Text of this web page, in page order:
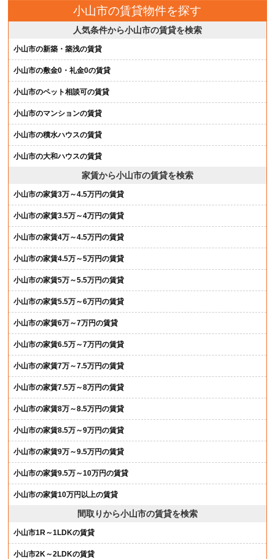
小山市の賃貸物件を探す
人気条件から小山市の賃貸を検索
小山市の新築・築浅の賃貸
小山市の敷金0・礼金0の賃貸
小山市のペット相談可の賃貸
小山市のマンションの賃貸
小山市の積水ハウスの賃貸
小山市の大和ハウスの賃貸
家賃から小山市の賃貸を検索
小山市の家賃3万～4.5万円の賃貸
小山市の家賃3.5万～4万円の賃貸
小山市の家賃4万～4.5万円の賃貸
小山市の家賃4.5万～5万円の賃貸
小山市の家賃5万～5.5万円の賃貸
小山市の家賃5.5万～6万円の賃貸
小山市の家賃6万～7万円の賃貸
小山市の家賃6.5万～7万円の賃貸
小山市の家賃7万～7.5万円の賃貸
小山市の家賃7.5万～8万円の賃貸
小山市の家賃8万～8.5万円の賃貸
小山市の家賃8.5万～9万円の賃貸
小山市の家賃9万～9.5万円の賃貸
小山市の家賃9.5万～10万円の賃貸
小山市の家賃10万円以上の賃貸
間取りから小山市の賃貸を検索
小山市1R～1LDKの賃貸
小山市2K～2LDKの賃貸